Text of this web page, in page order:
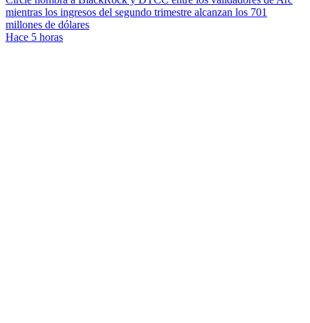
mientras los ingresos del segundo trimestre alcanzan los 701
millones de dólares
Hace 5 horas